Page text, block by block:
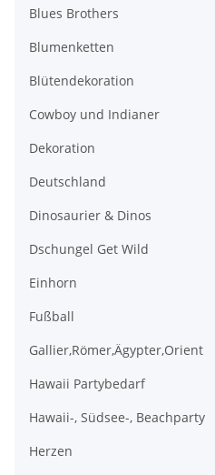
Blues Brothers
Blumenketten
Blütendekoration
Cowboy und Indianer
Dekoration
Deutschland
Dinosaurier & Dinos
Dschungel Get Wild
Einhorn
Fußball
Gallier,Römer,Ägypter,Orient
Hawaii Partybedarf
Hawaii-, Südsee-, Beachparty
Herzen